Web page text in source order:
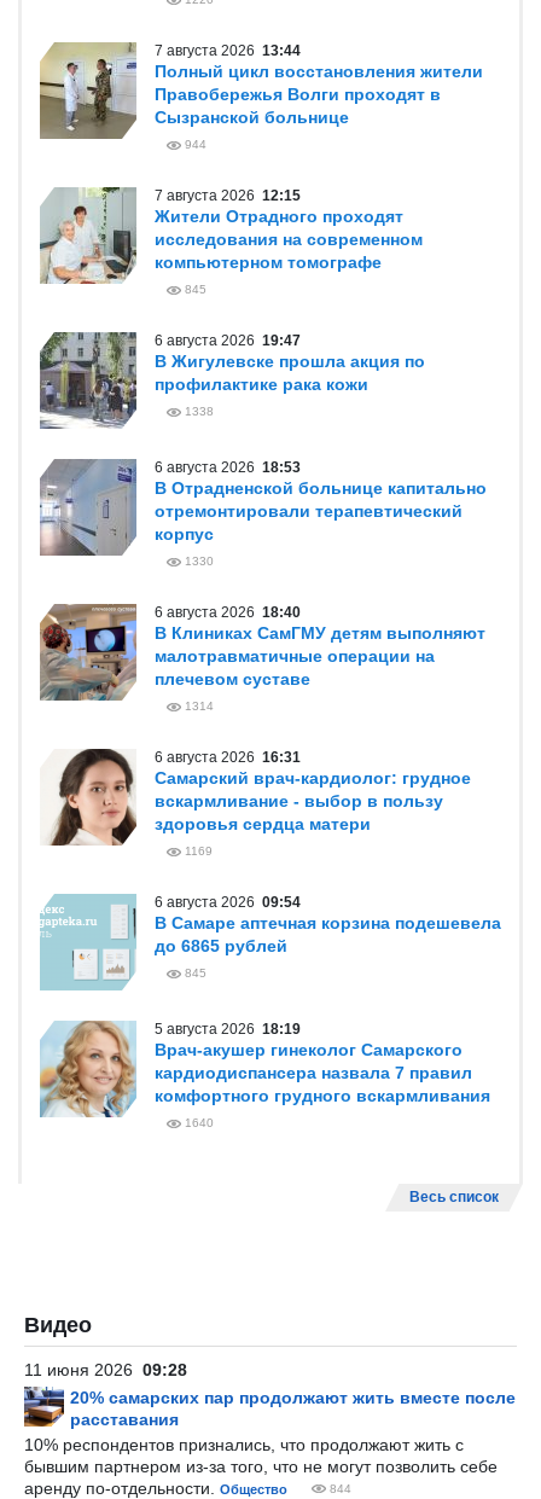
7 августа 2026 13:44
Полный цикл восстановления жители
Правобережья Волги проходят в
Сызранской больнице
944
7 августа 2026 12:15
Жители Отрадного проходят
исследования на современном
компьютерном томографе
845
6 августа 2026 19:47
В Жигулевске прошла акция по
профилактике рака кожи
1338
6 августа 2026 18:53
В Отрадненской больнице капитально
отремонтировали терапевтический
корпус
1330
6 августа 2026 18:40
В Клиниках СамГМУ детям выполняют
малотравматичные операции на
плечевом суставе
1314
6 августа 2026 16:31
Самарский врач-кардиолог: грудное
вскармливание - выбор в пользу
здоровья сердца матери
1169
6 августа 2026 09:54
В Самаре аптечная корзина подешевела
до 6865 рублей
845
5 августа 2026 18:19
Врач-акушер гинеколог Самарского
кардиодиспансера назвала 7 правил
комфортного грудного вскармливания
1640
Весь список
Видео
11 июня 2026 09:28
20% самарских пар продолжают жить вместе после
расставания
10% респондентов признались, что продолжают жить с
бывшим партнером из-за того, что не могут позволить себе
аренду по-отдельности.
Общество 844